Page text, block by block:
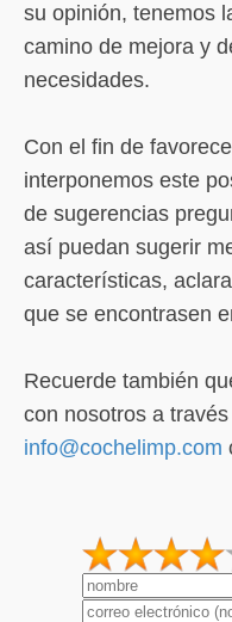
su opinión, tenemos
camino de mejora y
necesidades.
Con el fin de
interponemos este
de sugerencias
así puedan sugerir
características,
que se encontrasen
Recuerde también
con nosotros a
info@cochelimp.com
2
1